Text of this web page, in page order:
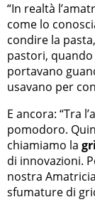
“In realtà
come lo
condire la
pastori,
portavano
usavano per
E ancora: “Tra
pomodoro.
chiamiamo la
di innovazioni.
nostra
sfumature di